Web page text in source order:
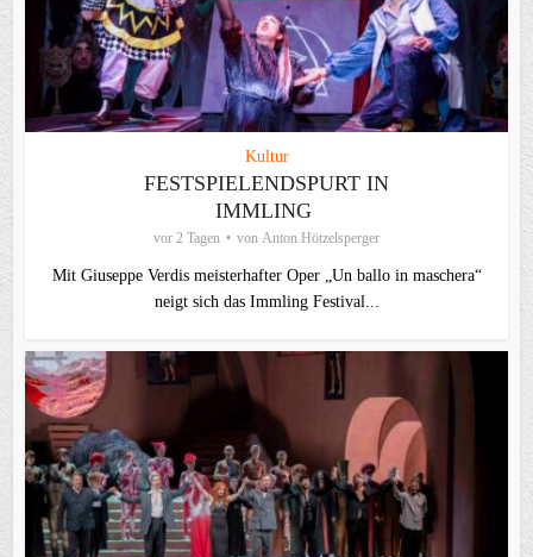
Kultur
FESTSPIELENDSPURT IN
IMMLING
vor 2 Tagen von Anton Hötzelsperger
Mit Giuseppe Verdis meisterhafter Oper „Un ballo in maschera“
neigt sich das Immling Festival...